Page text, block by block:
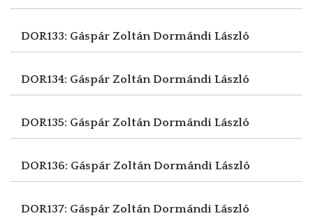
DOR133: Gáspár ZoltánDormándi László
DOR134: Gáspár ZoltánDormándi László
DOR135: Gáspár ZoltánDormándi László
DOR136: Gáspár ZoltánDormándi László
DOR137: Gáspár ZoltánDormándi László